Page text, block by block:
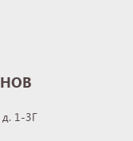
д. 1-3Г